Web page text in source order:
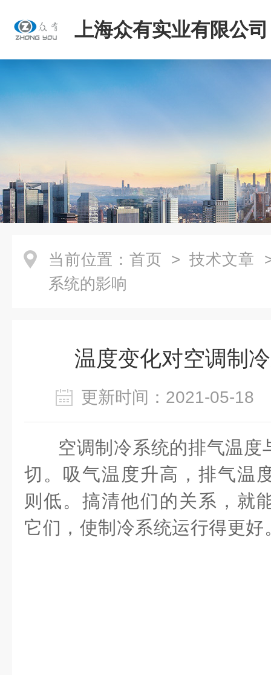
上海众有实业有限公司
当前位置： 首页 > 技术文章
系统的影响
温度变化对空调制
更新时间：2021-05-
空调制冷系统的排气温度
切。吸气温度升高，排气温
则低。搞清他们的关系，就
它们，使制冷系统运行得更好